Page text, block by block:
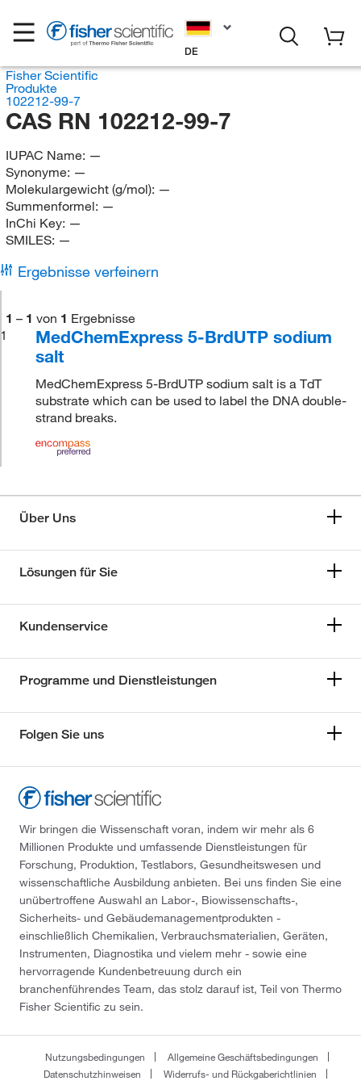
DE
Fisher Scientific
Produkte
102212-99-7
CAS RN 102212-99-7
IUPAC Name: —
Synonyme: —
Molekulargewicht (g/mol): —
Summenformel: —
InChi Key: —
SMILES: —
Ergebnisse verfeinern
1 – 1 von 1 Ergebnisse
1
MedChemExpress 5-BrdUTP sodium
salt
MedChemExpress 5-BrdUTP sodium salt is a TdT
substrate which can be used to label the DNA double-
strand breaks.
Über Uns
Lösungen für Sie
Kundenservice
Programme und Dienstleistungen
Folgen Sie uns
Wir bringen die Wissenschaft voran, indem wir mehr als 6
Millionen Produkte und umfassende Dienstleistungen für
Forschung, Produktion, Testlabors, Gesundheitswesen und
wissenschaftliche Ausbildung anbieten. Bei uns finden Sie eine
unübertroffene Auswahl an Labor-, Biowissenschafts-,
Sicherheits- und Gebäudemanagementprodukten -
einschließlich Chemikalien, Verbrauchsmaterialien, Geräten,
Instrumenten, Diagnostika und vielem mehr - sowie eine
hervorragende Kundenbetreuung durch ein
branchenführendes Team, das stolz darauf ist, Teil von Thermo
Fisher Scientific zu sein.
Nutzungsbedingungen
Allgemeine Geschäftsbedingungen
Datenschutzhinweisen
Widerrufs- und Rückgaberichtlinien